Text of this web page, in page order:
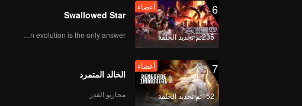
6
235تم تجديد الحلقة
أعضاء
Swallowed Star
Human evolution is the only answer.
7
152تم تجديد الحلقة
أعضاء
الخالد المتمرد
محاربو القدر